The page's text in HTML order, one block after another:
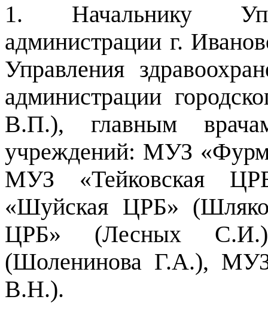
1. Начальнику
администрации г.
Управления
администрации
В.П.), главным врачам
учреждений: МУЗ
МУЗ «Тейковская
«Шуйская ЦРБ»
ЦРБ» (Лесных
(Шоленинова Г.А.),
В.Н.).